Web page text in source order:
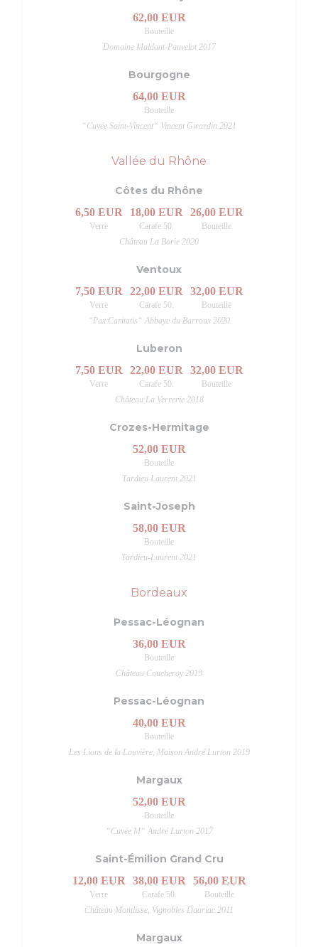
62,00 EUR
Bouteille
Domaine Maldant-Pauvelot 2017
Bourgogne
64,00 EUR
Bouteille
“Cuvée Saint-Vincent“ Vincent Girardin 2021
Vallée du Rhône
Côtes du Rhône
6,50 EUR
Verre
18,00 EUR
Carafe 50.
26,00 EUR
Bouteille
Château La Borie 2020
Ventoux
7,50 EUR
Verre
22,00 EUR
Carafe 50.
32,00 EUR
Bouteille
“Pax Caritatis“ Abbaye du Barroux 2020
Luberon
7,50 EUR
Verre
22,00 EUR
Carafe 50.
32,00 EUR
Bouteille
Château La Verrerie 2018
Crozes-Hermitage
52,00 EUR
Bouteille
Tardieu Laurent 2021
Saint-Joseph
58,00 EUR
Bouteille
Tardieu-Laurent 2021
Bordeaux
Pessac-Léognan
36,00 EUR
Bouteille
Château Coucheroy 2019
Pessac-Léognan
40,00 EUR
Bouteille
Les Lions de la Louvière, Maison André Lurton 2019
Margaux
52,00 EUR
Bouteille
“Cuvée M“ André Lurton 2017
Saint-Émilion Grand Cru
12,00 EUR
Verre
38,00 EUR
Carafe 50.
56,00 EUR
Bouteille
Château Montlisse, Vignobles Dauriac 2011
Margaux